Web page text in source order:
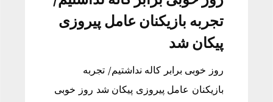
تجربه بازیکنان عامل پیروزی
پیکان شد
روز خوبی برابر کاله نداشتیم/ تجربه
بازیکنان عامل پیروزی پیکان شد روز خوبی